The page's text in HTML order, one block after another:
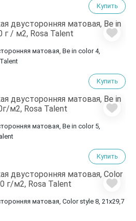
Купить
матовая, Be in color 4,
Купить
матовая, Be in color 5,
Купить
матовая, Color style 8, 21х29,7